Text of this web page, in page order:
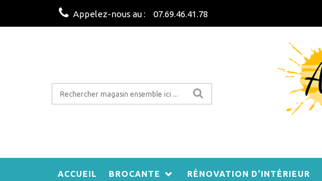
Appelez-nous au : 07.69.46.41.78
ACCUEIL BROCANTE RÉNOVATION D'INTÉRIEUR